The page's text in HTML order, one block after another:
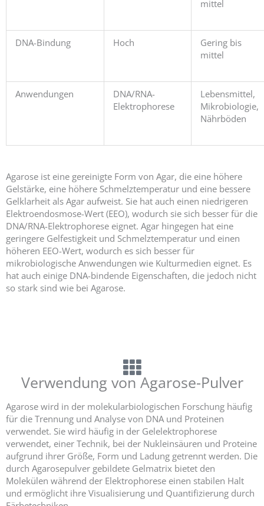
mittel
DNA-Bindung Hoch
Gering bis
mittel
Anwendungen
DNA/RNA-
Elektrophorese
Lebensmittel,
Mikrobiologie,
Nährböden
Agarose ist eine gereinigte Form von Agar, die eine höhere
Gelstärke, eine höhere Schmelztemperatur und eine bessere
Gelklarheit als Agar aufweist. Sie hat auch einen niedrigeren
Elektroendosmose-Wert (EEO), wodurch sie sich besser für die
DNA/RNA-Elektrophorese eignet. Agar hingegen hat eine
geringere Gelfestigkeit und Schmelztemperatur und einen
höheren EEO-Wert, wodurch es sich besser für
mikrobiologische Anwendungen wie Kulturmedien eignet. Es
hat auch einige DNA-bindende Eigenschaften, die jedoch nicht
so stark sind wie bei Agarose.
Verwendung von Agarose-Pulver
Agarose wird in der molekularbiologischen Forschung häufig
für die Trennung und Analyse von DNA und Proteinen
verwendet. Sie wird häufig in der Gelelektrophorese
verwendet, einer Technik, bei der Nukleinsäuren und Proteine
aufgrund ihrer Größe, Form und Ladung getrennt werden. Die
durch Agarosepulver gebildete Gelmatrix bietet den
Molekülen während der Elektrophorese einen stabilen Halt
und ermöglicht ihre Visualisierung und Quantifizierung durch